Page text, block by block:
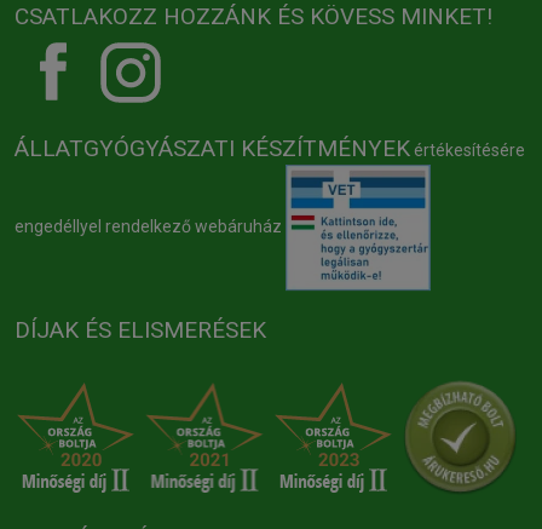
CSATLAKOZZ HOZZÁNK ÉS KÖVESS MINKET!
ÁLLATGYÓGYÁSZATI KÉSZÍTMÉNYEK értékesítésére
engedéllyel rendelkező webáruház
DÍJAK ÉS ELISMERÉSEK